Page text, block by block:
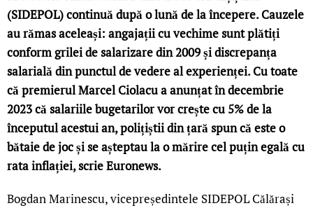
(SIDEPOL) continuă după o lună de la începere. Cauzele
au rămas aceleași: angajații cu vechime sunt plătiți
conform grilei de salarizare din 2009 și discrepanța
salarială din punctul de vedere al experienței. Cu toate
că premierul Marcel Ciolacu a anunțat în decembrie
2023 că salariile bugetarilor vor crește cu 5% de la
începutul acestui an, polițiștii din țară spun că este o
bătaie de joc și se așteptau la o mărire cel puțin egală cu
rata inflației, scrie Euronews.
Bogdan Marinescu, vicepreședintele SIDEPOL Călărași